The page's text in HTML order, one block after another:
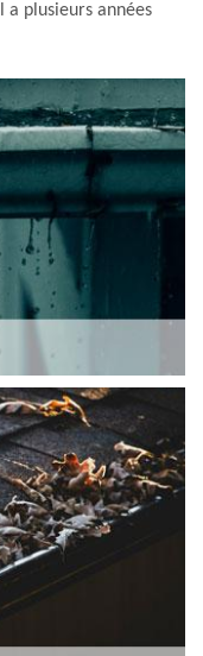
plusieurs années